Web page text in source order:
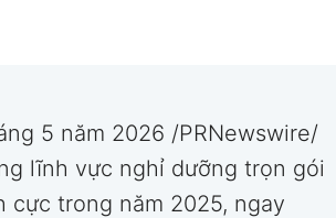
5 năm 2026 /PRNewswire/
lĩnh vực nghỉ dưỡng trọn gói
trong năm 2025, ngay